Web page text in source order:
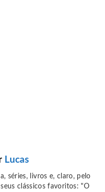
Lucas
séries, livros e, claro, pelo
clássicos favoritos: "O